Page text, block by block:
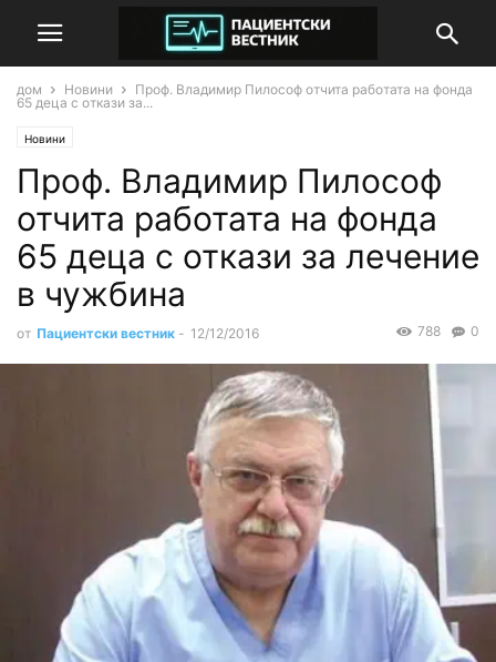
дом Новини
Проф. Владимир Пилософ отчита работата на фонда
65 деца с откази за...
Новини
Проф. Владимир Пилософ
отчита работата на фонда
65 деца с откази за лечение
в чужбина
от Пациентски вестник - 12/12/2016 0
788